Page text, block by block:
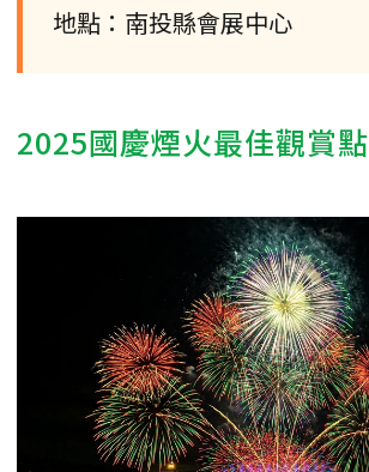
地點：南投縣會展中心
2025國慶煙火最佳觀賞點